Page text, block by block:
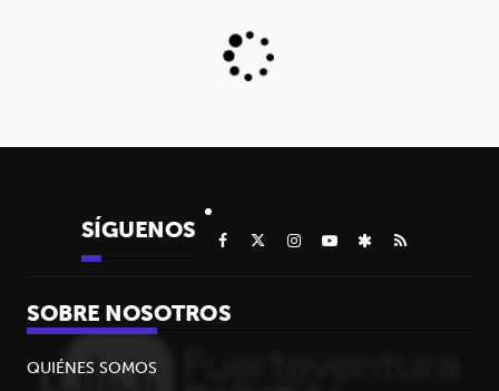
SÍGUENOS
SOBRE NOSOTROS
QUIÉNES SOMOS